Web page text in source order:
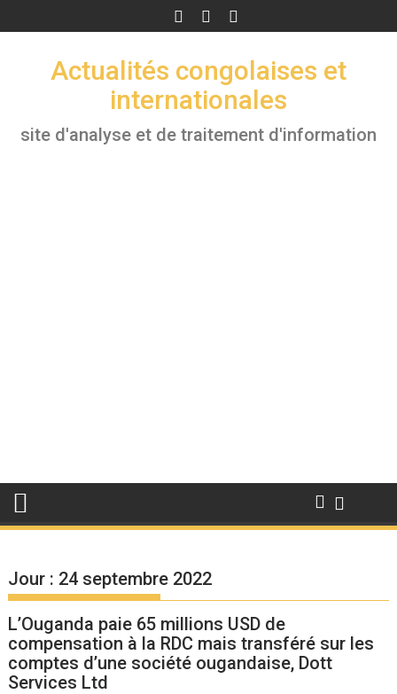
to
Actualités congolaises et
internationales
site d'analyse et de traitement d'information
Jour : 24 septembre 2022
L’Ouganda paie 65 millions USD de
compensation à la RDC mais transféré sur les
comptes d’une société ougandaise, Dott
Services Ltd